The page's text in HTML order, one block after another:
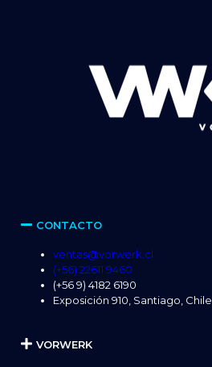
CONTACTO
ventas@vorwerk.cl
(+56) 22611 9460
(+56 9) 4182 6190
Exposición 910, Santiago, Chile
VORWERK